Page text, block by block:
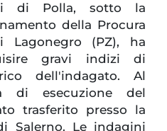
di Polla, sotto la
della Procura
Lagonegro (PZ), ha
gravi indizi di
dell'indagato. Al
di esecuzione del
trasferito presso la
Salerno. Le indagini